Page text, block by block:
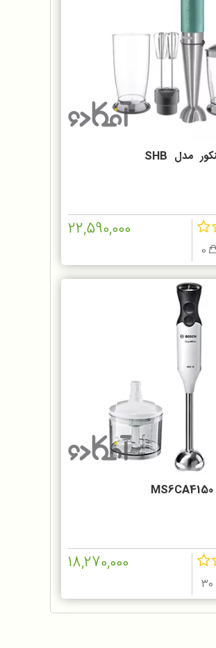
گوشت کوب برقی سنکور مدل SHB
22,590,000
18,270,000